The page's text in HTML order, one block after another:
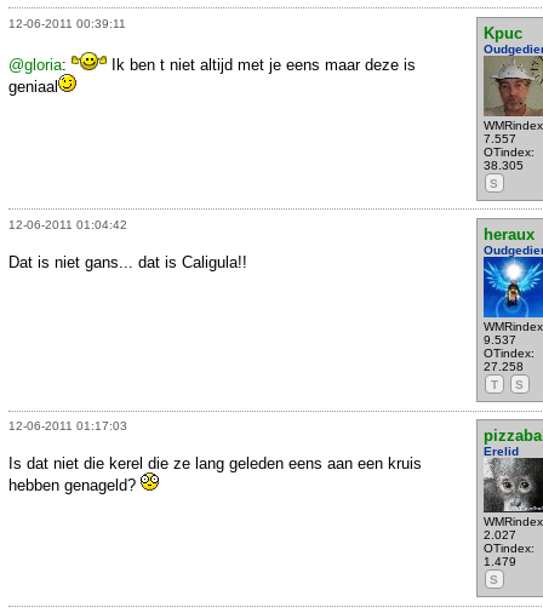
12-06-2011 00:39:11
Kpuc
7.557
OTindex:
38.305
S
@gloria:
Ik ben t niet altijd met je eens maar deze is
geniaal
12-06-2011 01:04:42
heraux
9.537
OTindex:
27.258
T
S
Dat is niet gans... dat is Caligula!!
12-06-2011 01:17:03
Erelid
2.027
OTindex:
1.479
S
Is dat niet die kerel die ze lang geleden eens aan een kruis
hebben genageld?